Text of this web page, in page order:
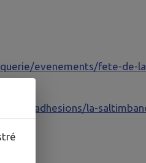
evenements/fete-de-
adhesions/la-